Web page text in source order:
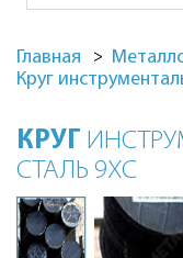
Главная
Круг
КРУГ
СТАЛЬ 9ХС